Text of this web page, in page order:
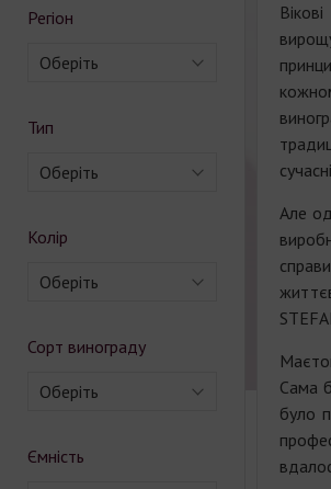
Регіон
Оберіть
Тип
Оберіть
Колір
Оберіть
Сорт винограду
Оберіть
Ємність
Але
Сама
було